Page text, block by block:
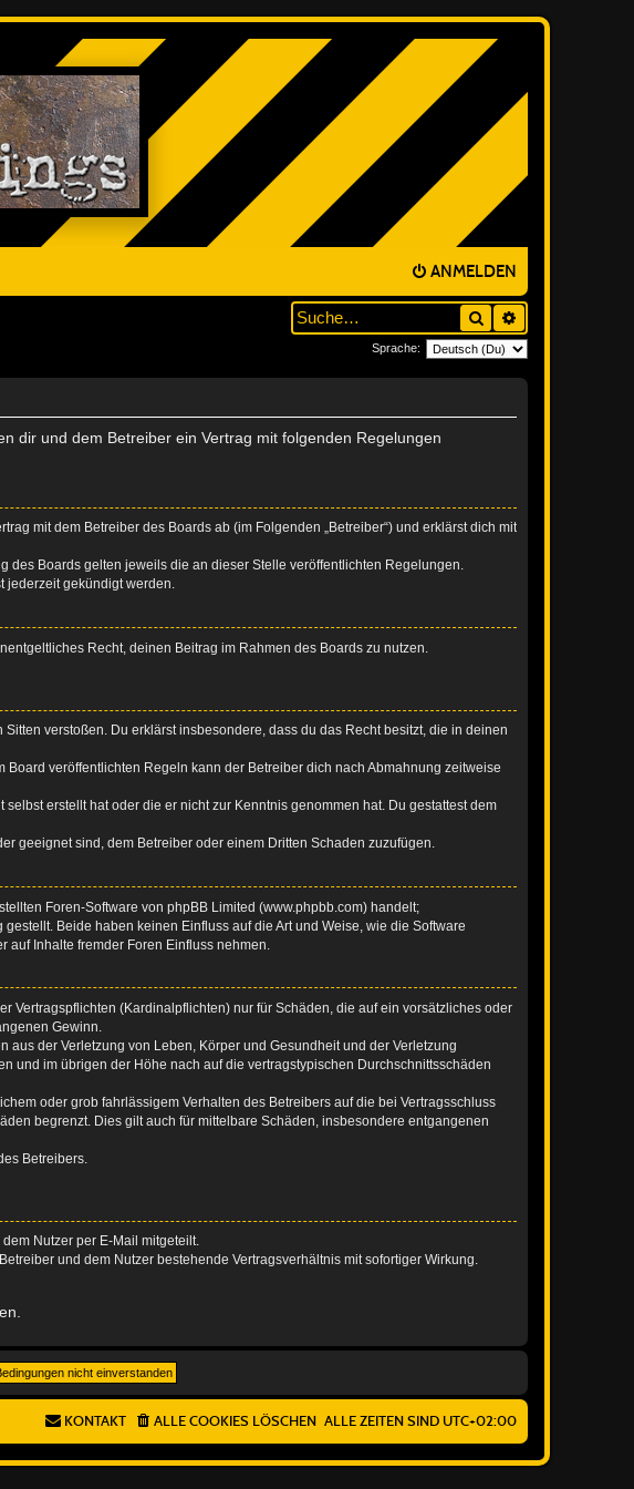
ANMELDEN
Suche
Sprache:
dir und dem Betreiber ein Vertrag mit folgenden Regelungen
mit dem Betreiber des Boards ab (im Folgenden „Betreiber“) und erklärst dich mit
des Boards gelten jeweils die an dieser Stelle veröffentlichten Regelungen.
jederzeit gekündigt werden.
Recht, deinen Beitrag im Rahmen des Boards zu nutzen.
verstoßen. Du erklärst insbesondere, dass du das Recht besitzt, die in deinen
veröffentlichten Regeln kann der Betreiber dich nach Abmahnung zeitweise
erstellt hat oder die er nicht zur Kenntnis genommen hat. Du gestattest dem
geeignet sind, dem Betreiber oder einem Dritten Schaden zuzufügen.
Foren-Software von phpBB Limited (www.phpbb.com) handelt;
Beide haben keinen Einfluss auf die Art und Weise, wie die Software
Inhalte fremder Foren Einfluss nehmen.
Vertragspflichten (Kardinalpflichten) nur für Schäden, die auf ein vorsätzliches oder
Gewinn.
der Verletzung von Leben, Körper und Gesundheit und der Verletzung
und im übrigen der Höhe nach auf die vertragstypischen Durchschnittsschäden
oder grob fahrlässigem Verhalten des Betreibers auf die bei Vertragsschluss
begrenzt. Dies gilt auch für mittelbare Schäden, insbesondere entgangenen
Betreibers.
Nutzer per E-Mail mitgeteilt.
und dem Nutzer bestehende Vertragsverhältnis mit sofortiger Wirkung.
ALLE ZEITEN SIND UTC+02:00
ALLE COOKIES LÖSCHEN
KONTAKT